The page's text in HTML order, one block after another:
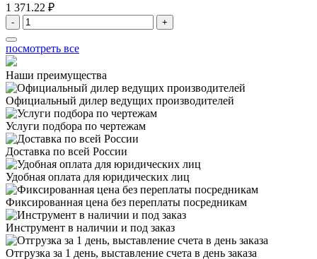
1 371.22 ₽
- +
посмотреть все
Наши преимущества
Официальный дилер ведущих производителей
Услуги подбора по чертежам
Доставка по всей России
Удобная оплата для юридических лиц
Фиксированная цена без переплаты посредникам
Инструмент в наличии и под заказ
Отгрузка за 1 день, выставление счета в день заказа